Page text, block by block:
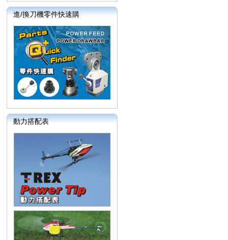
進/換刀機零件快速購
動力搭配表